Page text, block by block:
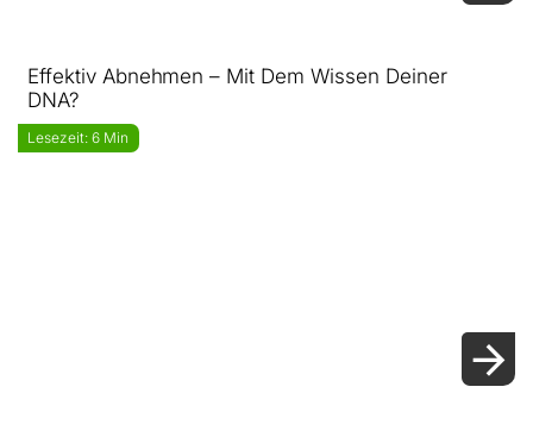
Effektiv Abnehmen – Mit Dem Wissen Deiner
DNA?
Lesezeit: 6 Min